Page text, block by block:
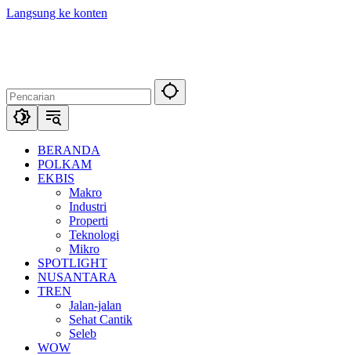
Langsung ke konten
BERANDA
POLKAM
EKBIS
Makro
Industri
Properti
Teknologi
Mikro
SPOTLIGHT
NUSANTARA
TREN
Jalan-jalan
Sehat Cantik
Seleb
WOW